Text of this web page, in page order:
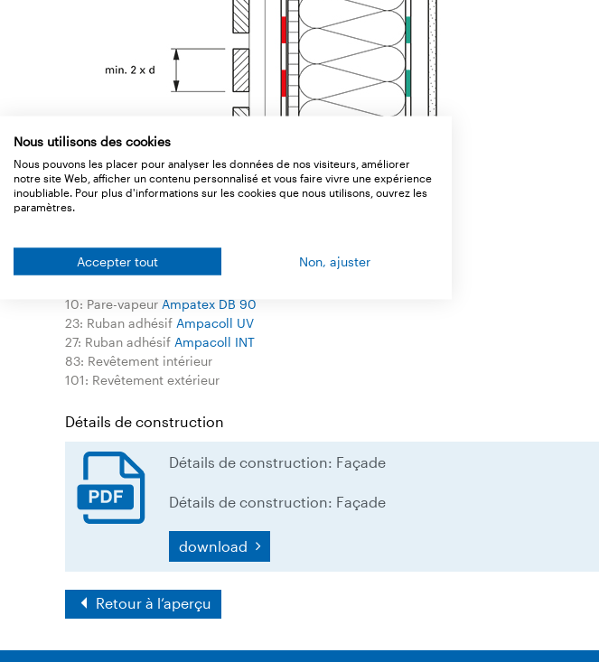
Legend
10: Pare-vapeur Ampatex DB 90
23: Ruban adhésif Ampacoll UV
27: Ruban adhésif Ampacoll INT
83: Revêtement intérieur
101: Revêtement extérieur
Détails de construction
Détails de construction: Façade
Détails de construction: Façade
download
Retour à l‘aperçu
Nous utilisons des cookies
Nous pouvons les placer pour analyser les données de nos visiteurs, améliorer
notre site Web, afficher un contenu personnalisé et vous faire vivre une expérience
inoubliable. Pour plus d'informations sur les cookies que nous utilisons, ouvrez les
paramètres.
Accepter tout Non, ajuster